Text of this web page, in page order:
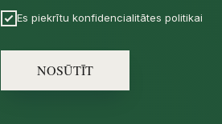
Es piekrītu konfidencialitātes politikai
NOSŪTĪT